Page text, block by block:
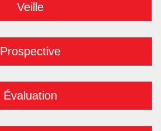
Veille
Prospective
Évaluation